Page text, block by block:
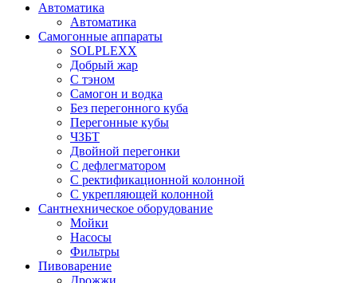
Автоматика
Автоматика
Самогонные аппараты
SOLPLEXX
Добрый жар
С тэном
Самогон и водка
Без перегонного куба
Перегонные кубы
ЧЗБТ
Двойной перегонки
С дефлегматором
С ректификационной колонной
С укрепляющей колонной
Сантнехническое оборудование
Мойки
Насосы
Фильтры
Пивоварение
Дрожжи